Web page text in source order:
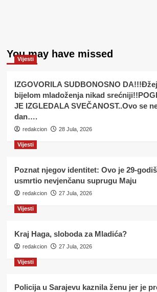
You may have missed
Vijesti
IZGOVORILA SUDBONOSNO
bijelom mladoženja nikad
JE IZGLEDALA SVEČANOST..Ovo se
dan….
redakcion 28 Jula, 2026
Vijesti
Poznat njegov identitet: Ovo je 29-
usmrtio nevjenčanu suprugu Maju
redakcion 27 Jula, 2026
Vijesti
Kraj Haga, sloboda za Mladića?
redakcion 27 Jula, 2026
Vijesti
Policija u Sarajevu kaznila ženu jer je